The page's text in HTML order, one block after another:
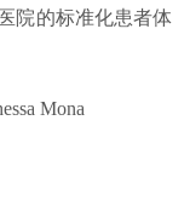
院的标准化患者体
Mona